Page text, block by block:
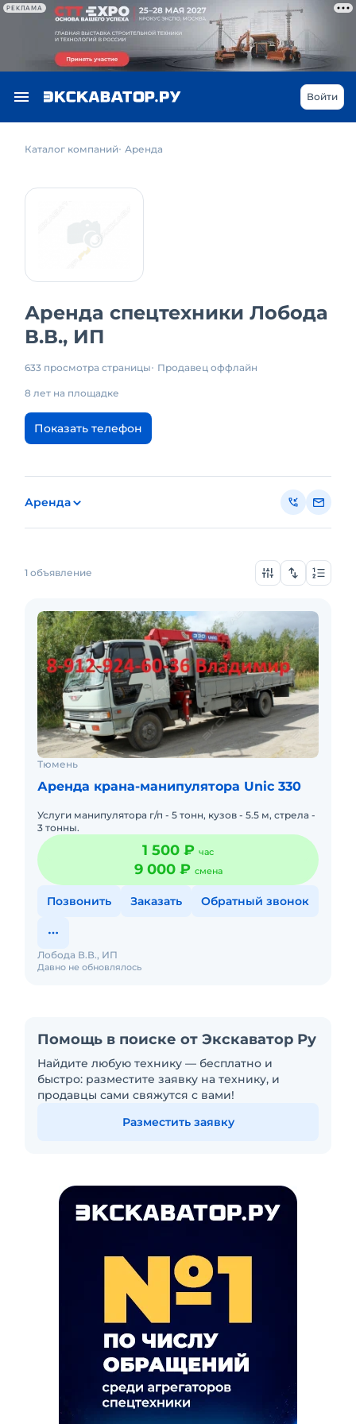
РЕКЛАМА
Войти
Каталог компаний Аренда
Аренда спецтехники Лобода
В.В., ИП
633 просмотра страницы Продавец оффлайн
8 лет на площадке
Показать телефон
Аренда
1 объявление
Тюмень
Аренда крана-манипулятора Unic 330
Услуги манипулятора г/п - 5 тонн, кузов - 5.5 м, стрела -
3 тонны.
1 500 ₽ час
9 000 ₽ смена
Позвонить Заказать Обратный звонок
Давно не обновлялось
Лобода В.В., ИП
Помощь в поиске от Экскаватор Ру
Найдите любую технику — бесплатно и
быстро: разместите заявку на технику, и
продавцы сами свяжутся с вами!
Разместить заявку